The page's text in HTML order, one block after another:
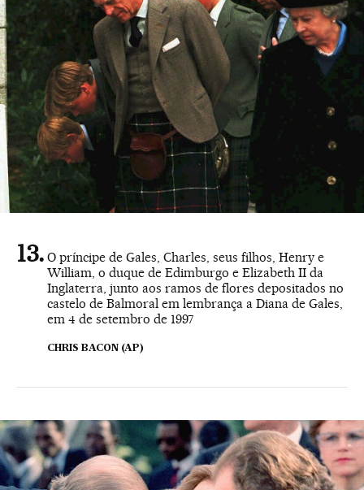
O príncipe de Gales, Charles, seus filhos, Henry e
William, o duque de Edimburgo e Elizabeth II da
Inglaterra, junto aos ramos de flores depositados no
castelo de Balmoral em lembrança a Diana de Gales,
em 4 de setembro de 1997
CHRIS BACON (AP)